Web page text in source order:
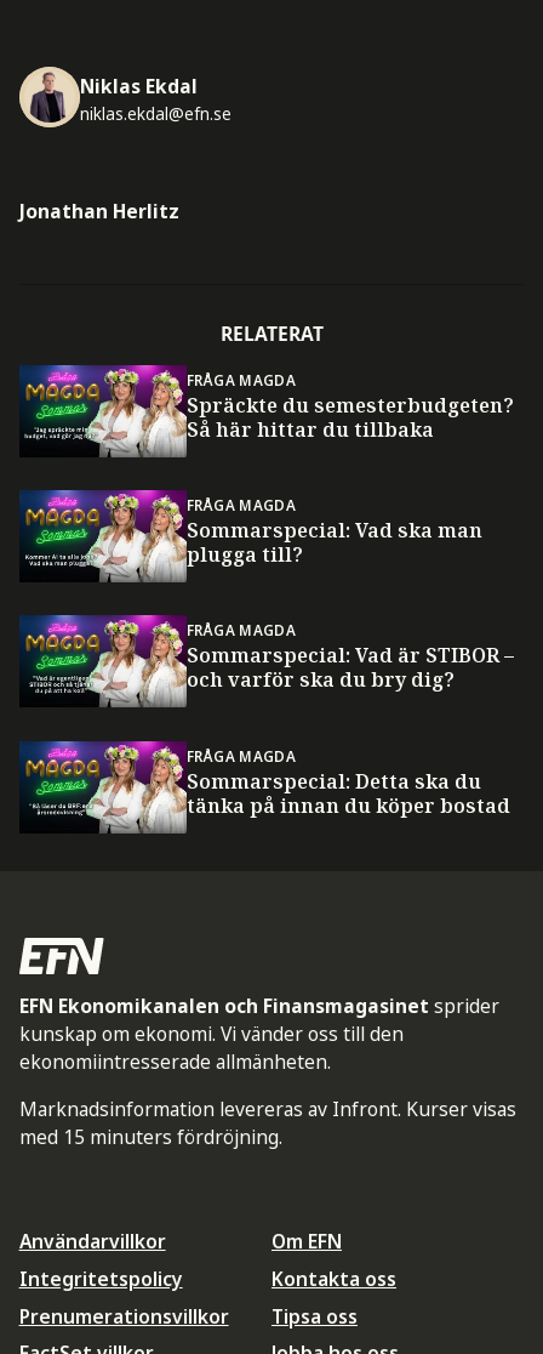
Niklas Ekdal
niklas.ekdal@efn.se
Jonathan Herlitz
RELATERAT
FRÅGA MAGDA
Spräckte du semesterbudgeten?
Så här hittar du tillbaka
FRÅGA MAGDA
Sommarspecial: Vad ska man
plugga till?
FRÅGA MAGDA
Sommarspecial: Vad är STIBOR –
och varför ska du bry dig?
FRÅGA MAGDA
Sommarspecial: Detta ska du
tänka på innan du köper bostad
EFN Ekonomikanalen och Finansmagasinet sprider
kunskap om ekonomi. Vi vänder oss till den
ekonomiintresserade allmänheten.
Marknadsinformation levereras av Infront. Kurser visas
med 15 minuters fördröjning.
Användarvillkor
Integritetspolicy
Prenumerationsvillkor
Om EFN
Kontakta oss
Tipsa oss